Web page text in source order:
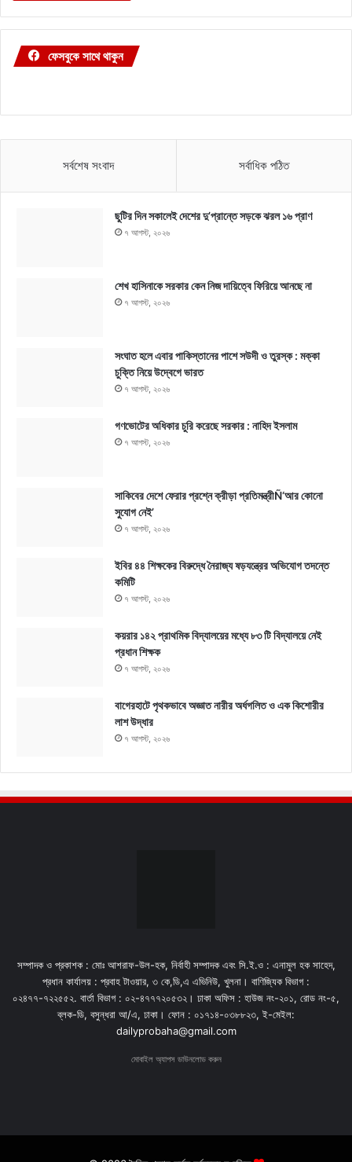
ফেসবুকে সাথে থাকুন
সর্বশেষ সংবাদ সর্বাধিক পঠিত
ছুটির দিন সকালেই দেশের দু’প্রান্তে সড়কে ঝরল ১৬ প্রাণ
৭ আগস্ট, ২০২৬
শেখ হাসিনাকে সরকার কেন নিজ দায়িত্বে ফিরিয়ে আনছে না
৭ আগস্ট, ২০২৬
সংঘাত হলে এবার পাকিস্তানের পাশে সউদী ও তুরস্ক : মক্কা
চুক্তি নিয়ে উদ্বেগে ভারত
৭ আগস্ট, ২০২৬
গণভোটের অধিকার চুরি করেছে সরকার : নাহিদ ইসলাম
৭ আগস্ট, ২০২৬
সাকিবের দেশে ফেরার প্রশ্নে ক্রীড়া প্রতিমন্ত্রীÑ‘আর কোনো
সুযোগ নেই’
৭ আগস্ট, ২০২৬
ইবির ৪৪ শিক্ষকের বিরুদ্ধে নৈরাজ্য ষড়যন্ত্রের অভিযোগ তদন্তে
কমিটি
৭ আগস্ট, ২০২৬
কয়রার ১৪২ প্রাথমিক বিদ্যালয়ের মধ্যে ৮৩ টি বিদ্যালয়ে নেই
প্রধান শিক্ষক
৭ আগস্ট, ২০২৬
বাগেরহাটে পৃথকভাবে অজ্ঞাত নারীর অর্ধগলিত ও এক কিশোরীর
লাশ উদ্ধার
৭ আগস্ট, ২০২৬
সম্পাদক ও প্রকাশক : মোঃ আশরাফ-উল-হক, নির্বাহী সম্পাদক এবং সি.ই.ও : এনামুল হক সাহেদ,
প্রধান কার্যালয় : প্রবাহ টাওয়ার, ৩ কে,ডি,এ এভিনিউ, খুলনা। বাণিজ্যিক বিভাগ :
০২৪৭৭-৭২২৫৫২. বার্তা বিভাগ : ০২-৪৭৭৭২০৫৩২। ঢাকা অফিস : হাউজ নং-২০১, রোড নং-৫,
ব্লক-ডি, বসুন্ধরা আ/এ, ঢাকা। ফোন : ০১৭১৪-০৩৮৮২৩, ই-মেইল:
dailyprobaha@gmail.com
মোবাইল অ্যাপস ডাউনলোড করুন